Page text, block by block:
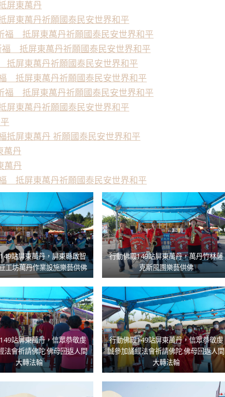
屏東萬丹
屏東萬丹祈願國泰民安世界和平
福 抵屏東萬丹祈願國泰民安世界和平
抵屏東萬丹祈願國泰民安世界和平
屏東萬丹祈願國泰民安世界和平
抵屏東萬丹祈願國泰民安世界和平
福 抵屏東萬丹祈願國泰民安世界和平
東萬丹祈願國泰民安世界和平
抵屏東萬丹 祈願國泰民安世界和平
萬丹
萬丹
抵屏東萬丹祈願國泰民安世界和平
站屏東萬丹，屏東縣啟智
工坊萬丹作業設施樂藝供佛
行動佛殿149站屏東萬丹，萬丹竹林薩
克斯風團樂藝供佛
站屏東萬丹，信眾恭敬虔
法會祈請佛陀.佛母回返人間
大轉法輪
行動佛殿149站屏東萬丹，信眾恭敬虔
誠參加誦經法會祈請佛陀.佛母回返人間
大轉法輪